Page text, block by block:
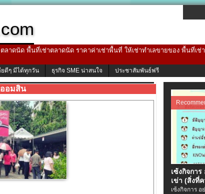
าดนัด พื้นที่เช่าตลาดนัด ราคาค่าเช่าพื้นที่ ให้เช่าทำเลขายของ พื้นที่เ
ยดีๆ มีได้ทุกวัน ธุรกิจ SME น่าสนใจ ประชาสัมพันธ์ฟรี
อมสิน
เซ้งกิจกา
เข่า (สิ่งที่
เซ้งกิจการ